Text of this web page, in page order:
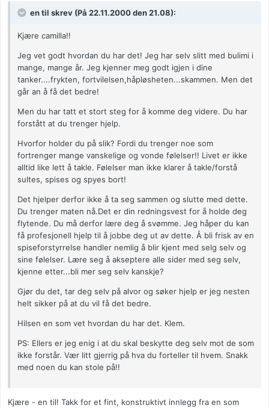
en til skrev (På 22.11.2000 den 21.08):
Kjære camilla!!
Jeg vet godt hvordan du har det! Jeg har selv slitt med bulimi i
mange, mange år. Jeg kjenner meg godt igjen i dine
tanker....frykten, fortvilelsen,håpløsheten...skammen. Men det
går an å få det bedre!
Men du har tatt et stort steg for å komme deg videre. Du har
forstått at du trenger hjelp.
Hvorfor holder du på slik? Fordi du trenger noe som
fortrenger mange vanskelige og vonde følelser!! Livet er ikke
alltid like lett å takle. Følelser man ikke klarer å takle/forstå
sultes, spises og spyes bort!
Det hjelper derfor ikke å ta seg sammen og slutte med dette.
Du trenger maten nå.Det er din redningsvest for å holde deg
flytende. Du må derfor lære deg å svømme. Jeg håper du kan
få profesjonell hjelp til å jobbe deg ut av dette. Å bli frisk av en
spiseforstyrrelse handler nemlig å blir kjent med selg selv og
sine følelser. Lære seg å akseptere alle sider med seg selv,
kjenne etter...bli mer seg selv kanskje?
Gjør du det, tar deg selv på alvor og søker hjelp er jeg nesten
helt sikker på at du vil få det bedre.
Hilsen en som vet hvordan du har det. Klem.
PS: Ellers er jeg enig i at du skal beskytte deg selv mot de som
ikke forstår. Vær litt gjerrig på hva du forteller til hvem. Snakk
med noen du kan stole på!!
Kjære - en til! Takk for et fint, konstruktivt innlegg fra en som